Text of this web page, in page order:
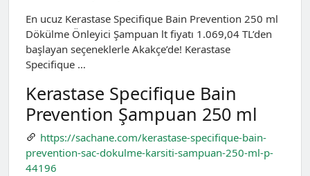
En ucuz Kerastase Specifique Bain Prevention 250 ml
Dökülme Önleyici Şampuan lt fiyatı 1.069,04 TL’den
başlayan seçeneklerle Akakçe’de! Kerastase
Specifique …
Kerastase Specifique Bain
Prevention Şampuan 250 ml
https://sachane.com/kerastase-specifique-bain-
prevention-sac-dokulme-karsiti-sampuan-250-ml-p-
44196